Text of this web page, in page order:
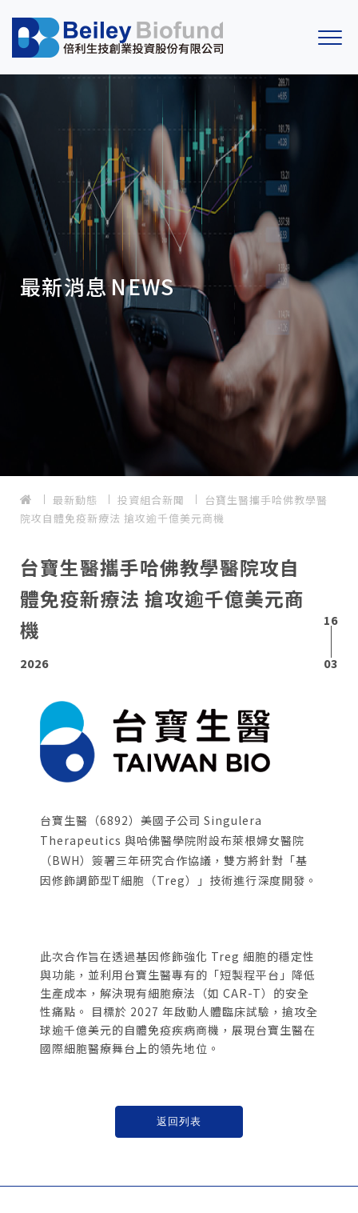
最新消息NEWS
最新動態 投資組合新聞
台寶生醫攜手哈佛教學醫
院攻自體免疫新療法 搶攻逾千億美元商機
台寶生醫攜手哈佛教學醫院攻自
體免疫新療法 搶攻逾千億美元商
機
16
03
2026
台寶生醫（6892）美國子公司 Singulera
Therapeutics 與哈佛醫學院附設布萊根婦女醫院
（BWH）簽署三年研究合作協議，雙方將針對「基
因修飾調節型T細胞（Treg）」技術進行深度開發。
此次合作旨在透過基因修飾強化 Treg 細胞的穩定性
與功能，並利用台寶生醫專有的「短製程平台」降低
生產成本，解決現有細胞療法（如 CAR-T）的安全
性痛點。 目標於 2027 年啟動人體臨床試驗，搶攻全
球逾千億美元的自體免疫疾病商機，展現台寶生醫在
國際細胞醫療舞台上的領先地位。
返回列表